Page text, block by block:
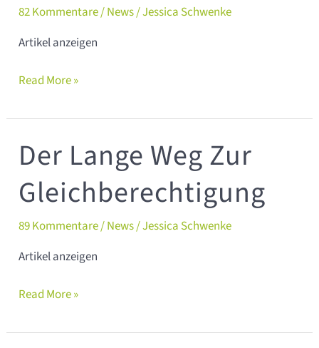
82 Kommentare/News/Jessica Schwenke
Artikel anzeigen
Read More »
Der Lange Weg Zur
Gleichberechtigung
89 Kommentare/News/Jessica Schwenke
Artikel anzeigen
Der
lange
Weg
zur
Gleichberechtigung
Read More »